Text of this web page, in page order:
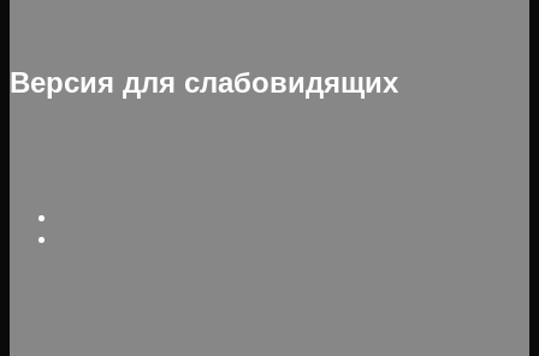
Версия для слабовидящих